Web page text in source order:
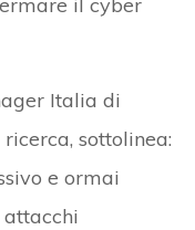
Italia di
sottolinea:
e ormai